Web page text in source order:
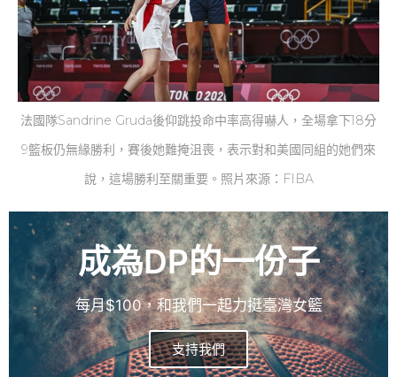
法國隊Sandrine Gruda後仰跳投命中率高得嚇人，全場拿下18分
9籃板仍無緣勝利，賽後她難掩沮喪，表示對和美國同組的她們來
說，這場勝利至關重要。照片來源：FIBA
成為DP的一份子
每月$100，和我們一起力挺臺灣女籃
支持我們